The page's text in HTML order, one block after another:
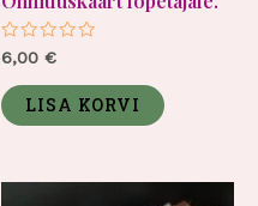
Hinnanguga
0
5
6,00 €
LISA KORVI